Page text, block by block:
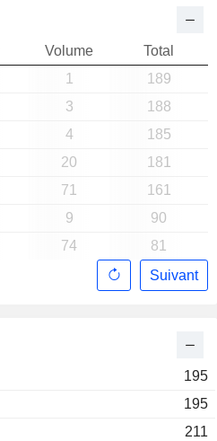
195
195
211
Volume
Total
1
189
3
188
4
185
20
181
71
161
9
90
74
81
Suivant